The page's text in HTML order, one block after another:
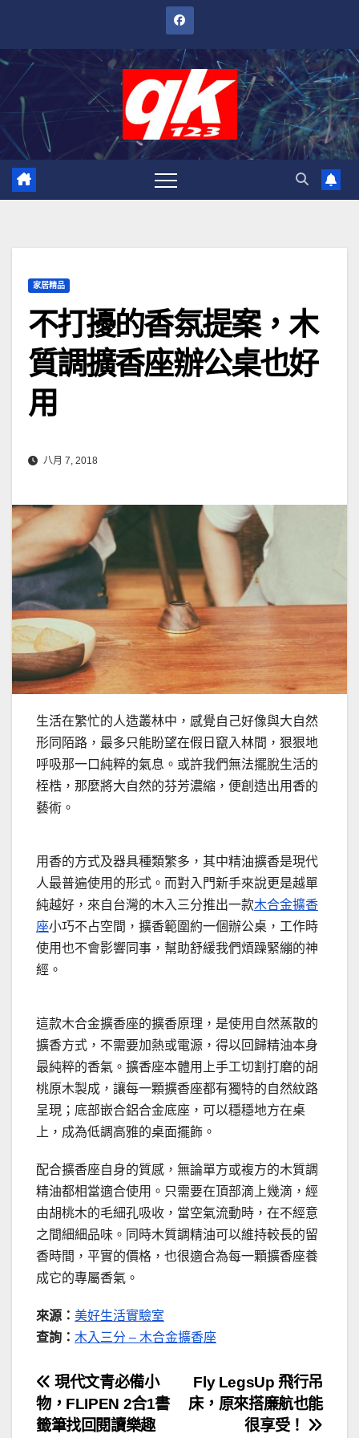
內
家居精品
不打擾的香氛提案，木
質調擴香座辦公桌也好
用
八月 7, 2018
生活在繁忙的人造叢林中，感覺自己好像與大自然
形同陌路，最多只能盼望在假日竄入林間，狠狠地
呼吸那一口純粹的氣息。或許我們無法擺脫生活的
桎梏，那麼將大自然的芬芳濃縮，便創造出用香的
藝術。
用香的方式及器具種類繁多，其中精油擴香是現代
人最普遍使用的形式。而對入門新手來說更是越單
純越好，來自台灣的木入三分推出一款木合金擴香
座小巧不占空間，擴香範圍約一個辦公桌，工作時
使用也不會影響同事，幫助舒緩我們煩躁緊繃的神
經。
這款木合金擴香座的擴香原理，是使用自然蒸散的
擴香方式，不需要加熱或電源，得以回歸精油本身
最純粹的香氣。擴香座本體用上手工切割打磨的胡
桃原木製成，讓每一顆擴香座都有獨特的自然紋路
呈現；底部嵌合鋁合金底座，可以穩穩地方在桌
上，成為低調高雅的桌面擺飾。
配合擴香座自身的質感，無論單方或複方的木質調
精油都相當適合使用。只需要在頂部滴上幾滴，經
由胡桃木的毛細孔吸收，當空氣流動時，在不經意
之間細細品味。同時木質調精油可以維持較長的留
香時間，平實的價格，也很適合為每一顆擴香座養
成它的專屬香氣。
來源： 美好生活實驗室
查詢： 木入三分 – 木合金擴香座
文
章
Fly LegsUp 飛行吊
床，原來搭廉航也能
很享受！
現代文青必備小
物，FLIPEN 2合1書
籤筆找回閱讀樂趣